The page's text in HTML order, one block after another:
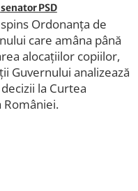
PSD
Ordonanţa de
care amâna până
alocaţiilor copiilor,
Guvernului analizează
la Curtea
României.